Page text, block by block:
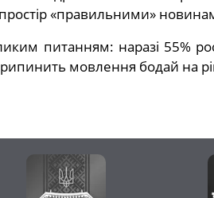
«правильними»
питанням: наразі 55%
мовлення бодай на